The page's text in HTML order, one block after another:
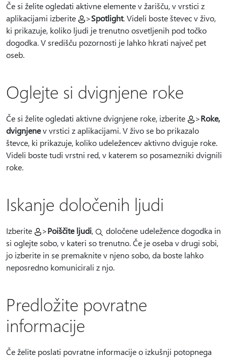
Če si želite ogledati aktivne elemente v žarišču, v vrstici z
aplikacijami izberite
>Spotlight.Videli boste števec v živo,
ki prikazuje, koliko ljudi je trenutno osvetljenih pod točko
dogodka. V središču pozornosti je lahko hkrati največ pet
oseb.
Oglejte si dvignjene roke
Če si želite ogledati aktivne dvignjene roke, izberite >Roke,
dvignjenev vrstici z aplikacijami. V živo se bo prikazalo
števce, ki prikazuje, koliko udeležencev aktivno dviguje roke.
Videli boste tudi vrstni red, v katerem so posamezniki dvignili
roke.
Iskanje določenih ljudi
Izberite >Poiščite ljudi,
določene udeležence dogodka in
si oglejte sobo, v kateri so trenutno.Če je oseba v drugi sobi,
jo izberite in se premaknite v njeno sobo, da boste lahko
neposredno komunicirali z njo.
Predložite povratne
informacije
Če želite poslati povratne informacije o izkušnji potopnega